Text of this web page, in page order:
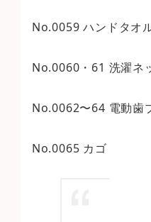
No.0059 ハンドタオ
No.0060・61 洗濯ネ
No.0062〜64 電動歯
No.0065 カゴ